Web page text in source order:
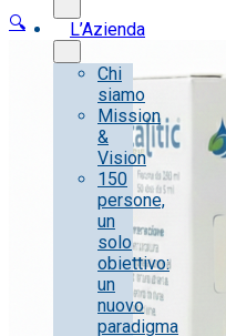
L’Azienda
Chi
siamo
Mission
&
Vision
150
persone,
un
solo
obiettivo:
un
nuovo
paradigma
🔍